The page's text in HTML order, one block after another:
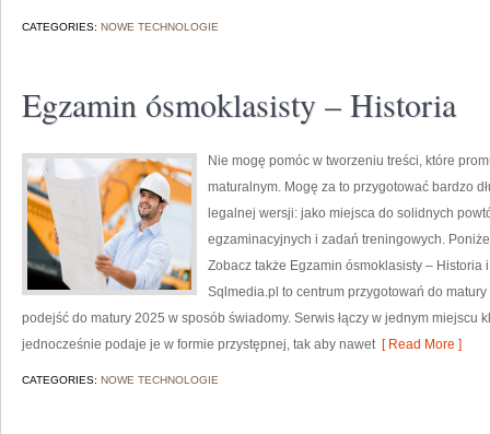
CATEGORIES: NOWE TECHNOLOGIE
Egzamin ósmoklasisty – Historia
Nie mogę pomóc w tworzeniu treści, które
maturalnym. Mogę za to przygotować bardzo
legalnej wersji: jako miejsca do solidnych
egzaminacyjnych i zadań treningowych.
Zobacz także Egzamin ósmoklasisty – Historia
Sqlmedia.pl to centrum przygotowań do
podejść do matury 2025 w sposób świadomy. Serwis łączy w jednym miejscu
jednocześnie podaje je w formie przystępnej, tak aby nawet[ Read More ]
CATEGORIES: NOWE TECHNOLOGIE